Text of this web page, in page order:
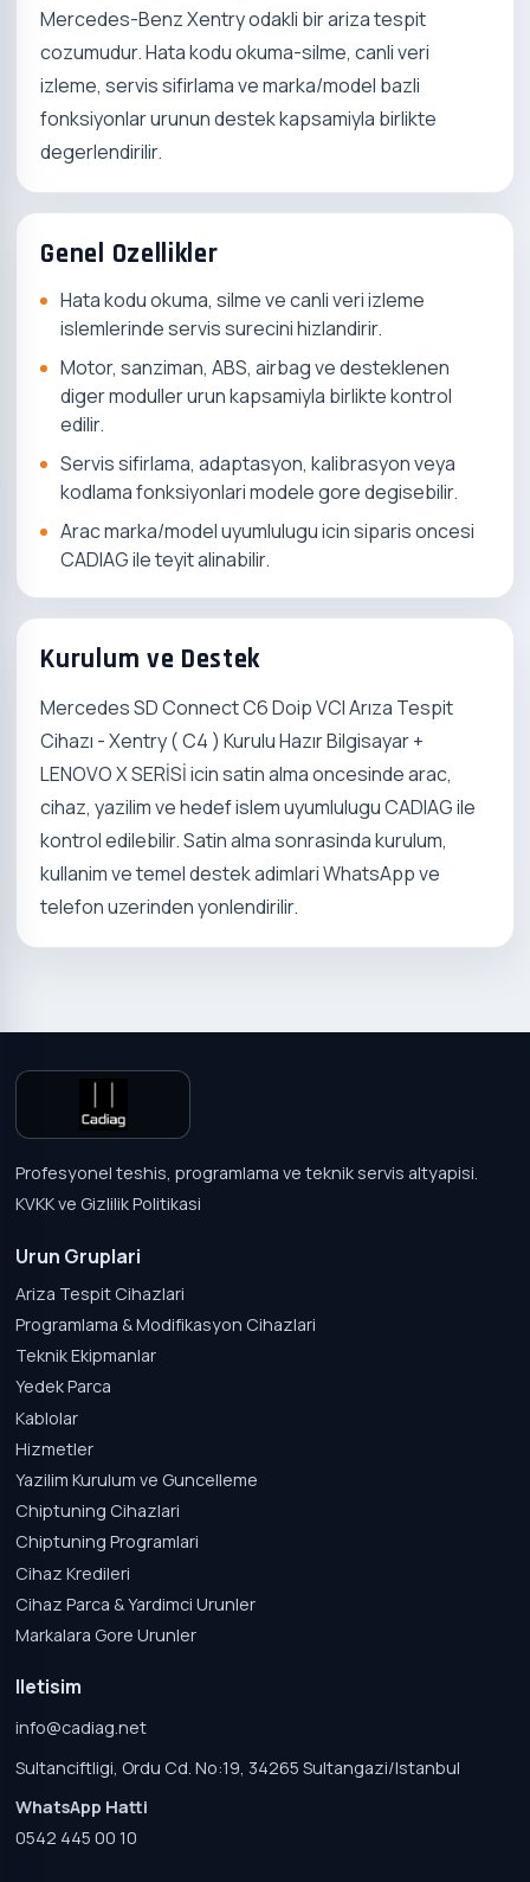
Mercedes-Benz Xentry odakli bir ariza tespit
cozumudur. Hata kodu okuma-silme, canli veri
izleme, servis sifirlama ve marka/model bazli
fonksiyonlar urunun destek kapsamiyla birlikte
degerlendirilir.
Genel Ozellikler
Hata kodu okuma, silme ve canli veri izleme
islemlerinde servis surecini hizlandirir.
Motor, sanziman, ABS, airbag ve desteklenen
diger moduller urun kapsamiyla birlikte kontrol
edilir.
Servis sifirlama, adaptasyon, kalibrasyon veya
kodlama fonksiyonlari modele gore degisebilir.
Arac marka/model uyumlulugu icin siparis oncesi
CADIAG ile teyit alinabilir.
Kurulum ve Destek
Mercedes SD Connect C6 Doip VCI Arıza Tespit
Cihazı - Xentry ( C4 ) Kurulu Hazır Bilgisayar +
LENOVO X SERİSİ icin satin alma oncesinde arac,
cihaz, yazilim ve hedef islem uyumlulugu CADIAG ile
kontrol edilebilir. Satin alma sonrasinda kurulum,
kullanim ve temel destek adimlari WhatsApp ve
telefon uzerinden yonlendirilir.
Profesyonel teshis, programlama ve teknik servis altyapisi.
KVKK ve Gizlilik Politikasi
Urun Gruplari
Ariza Tespit Cihazlari
Programlama & Modifikasyon Cihazlari
Teknik Ekipmanlar
Yedek Parca
Kablolar
Hizmetler
Yazilim Kurulum ve Guncelleme
Chiptuning Cihazlari
Chiptuning Programlari
Cihaz Kredileri
Cihaz Parca & Yardimci Urunler
Markalara Gore Urunler
Iletisim
info@cadiag.net
Sultanciftligi, Ordu Cd. No:19, 34265 Sultangazi/Istanbul
WhatsApp Hatti
0542 445 00 10